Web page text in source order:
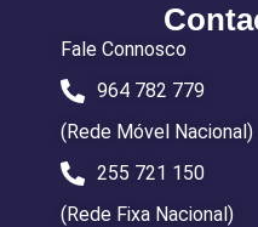
Fale Connosco
964 782 779
(Rede Móvel Nacional)
255 721 150
(Rede Fixa Nacional)